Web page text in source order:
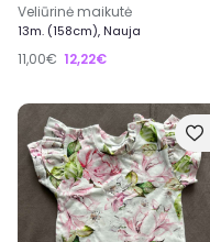
Veliūrinė maikutė
13m. (158cm), Nauja
11,00€ 12,22€